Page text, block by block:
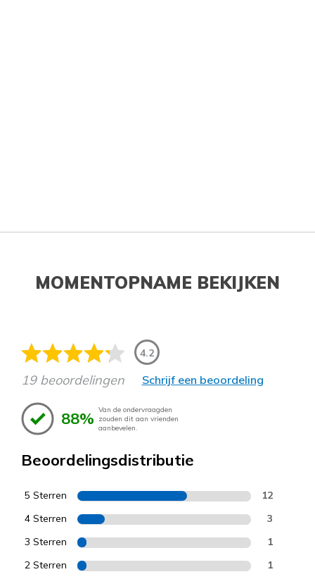
MOMENTOPNAME BEKIJKEN
4.2
19 beoordelingen Schrijf een beoordeling
88% Van de ondervraagden
zouden dit aan vrienden
aanbevelen.
Beoordelingsdistributie
5 Sterren 12
4 Sterren 3
3 Sterren 1
2 Sterren 1